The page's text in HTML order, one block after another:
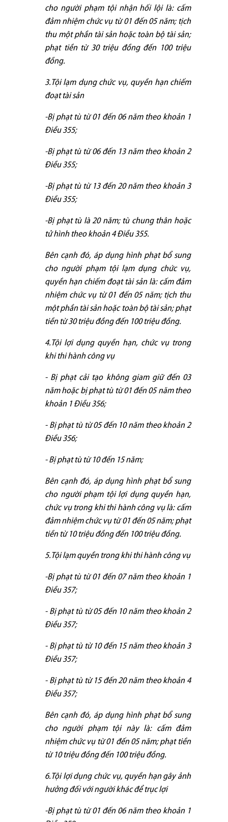
cho người phạm tội nhận hối lội là: cấm
đảm nhiệm chức vụ từ 01 đến 05 năm; tịch
thu một phần tài sản hoặc toàn bộ tài sản;
phạt tiền từ 30 triệu đồng đến 100 triệu
đồng.
3.Tội lạm dụng chức vụ, quyền hạn chiếm
đoạt tài sản
-Bị phạt tù từ 01 đến 06 năm theo khoản 1
Điều 355;
-Bị phạt tù từ 06 đến 13 năm theo khoản 2
Điều 355;
-Bị phạt tù từ 13 đến 20 năm theo khoản 3
Điều 355;
-Bị phạt tù là 20 năm; tù chung thân hoặc
tử hình theo khoản 4 Điều 355.
Bên cạnh đó, áp dụng hình phạt bổ sung
cho người phạm tội lạm dụng chức vụ,
quyền hạn chiếm đoạt tài sản là: cấm đảm
nhiệm chức vụ từ 01 đến 05 năm; tịch thu
một phần tài sản hoặc toàn bộ tài sản; phạt
tiền từ 30 triệu đồng đến 100 triệu đồng.
4.Tội lợi dụng quyền hạn, chức vụ trong
khi thi hành công vụ
- Bị phạt cải tạo không giam giữ đến 03
năm hoặc bị phạt tù từ 01 đến 05 năm theo
khoản 1 Điều 356;
- Bị phạt tù từ 05 đến 10 năm theo khoản 2
Điều 356;
- Bị phạt tù từ 10 đến 15 năm;
Bên cạnh đó, áp dụng hình phạt bổ sung
cho người phạm tội lợi dụng quyền hạn,
chức vụ trong khi thi hành công vụ là: cấm
đảm nhiệm chức vụ từ 01 đến 05 năm; phạt
tiền từ 10 triệu đồng đến 100 triệu đồng.
5.Tội lạm quyền trong khi thi hành công vụ
-Bị phạt tù từ 01 đến 07 năm theo khoản 1
Điều 357;
- Bị phạt tù từ 05 đến 10 năm theo khoản 2
Điều 357;
- Bị phạt tù từ 10 đến 15 năm theo khoản 3
Điều 357;
- Bị phạt tù từ 15 đến 20 năm theo khoản 4
Điều 357;
Bên cạnh đó, áp dụng hình phạt bổ sung
cho người phạm tội này là: cấm đảm
nhiệm chức vụ từ 01 đến 05 năm; phạt tiền
từ 10 triệu đồng đến 100 triệu đồng.
6.Tội lợi dụng chức vụ, quyền hạn gây ảnh
hưởng đối với người khác để trục lợi
-Bị phạt tù từ 01 đến 06 năm theo khoản 1